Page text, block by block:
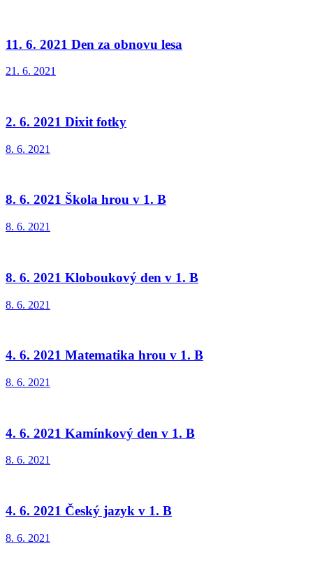
11. 6. 2021 Den za obnovu lesa
21. 6. 2021
2. 6. 2021 Dixit fotky
8. 6. 2021
8. 6. 2021 Škola hrou v 1. B
8. 6. 2021
8. 6. 2021 Kloboukový den v 1. B
8. 6. 2021
4. 6. 2021 Matematika hrou v 1. B
8. 6. 2021
4. 6. 2021 Kamínkový den v 1. B
8. 6. 2021
4. 6. 2021 Český jazyk v 1. B
8. 6. 2021